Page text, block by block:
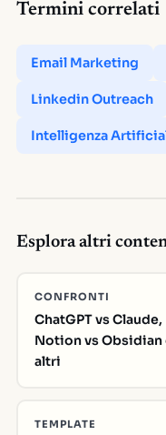
Termini correlati
Email Marketing
Linkedin Outreach
Intelligenza
Esplora altri
CONFRONTI
ChatGPT vs Claude,
Notion vs Obsidian
altri
TEMPLATE